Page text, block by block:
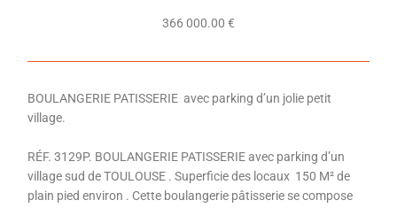
366 000.00 €
BOULANGERIE PATISSERIE avec parking d’un jolie petit
village.
RÉF. 3129P. BOULANGERIE PATISSERIE avec parking d’un
village sud de TOULOUSE . Superficie des locaux 150 M² de
plain pied environ . Cette boulangerie pâtisserie se compose